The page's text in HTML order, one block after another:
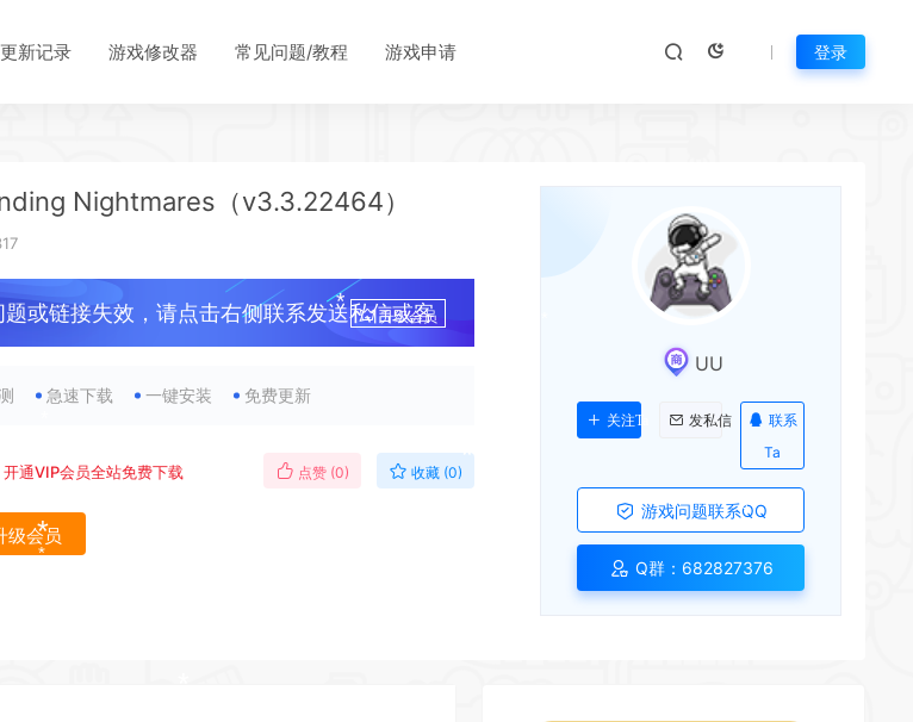
更新记录 游戏修改器 常见问题/教程 游戏申请 登录
Nightmares（v3.3.22464）
或链接失效，请点击右侧联系发送私信或客
升级会员
急速下载 一键安装 免费更新
开通VIP会员全站免费下载 点赞 (0) 收藏 (0)
级会员
UU
关注Ta 发私信
联系
Ta
游戏问题联系QQ
Q群：682827376
*
*